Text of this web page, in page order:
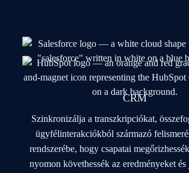
CRM
Szinkronizálja a transzkripciókat,
ügyfélinterakciókból származó
rendszerébe, hogy csapatai
nyomon követhessék az eredményeket és